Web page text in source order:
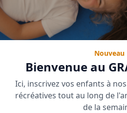
Nouveau
Bienvenue au
Ici, inscrivez vos enfants à
récréatives tout au long de
de la